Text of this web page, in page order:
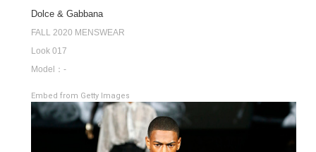
Dolce & Gabbana
FALL 2020 MENSWEAR
Look 017
Model：-
Embed from Getty Images